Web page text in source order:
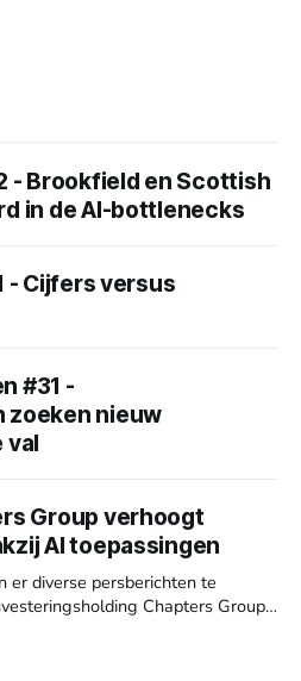
- Brookfield en Scottish
in de AI-bottlenecks
- Cijfers versus
#31 -
zoeken nieuw
val
Group verhoogt
AI toepassingen
er diverse persberichten te
Chapters Group
organiseerde de serial acquirer
en de Algemene Vergadering